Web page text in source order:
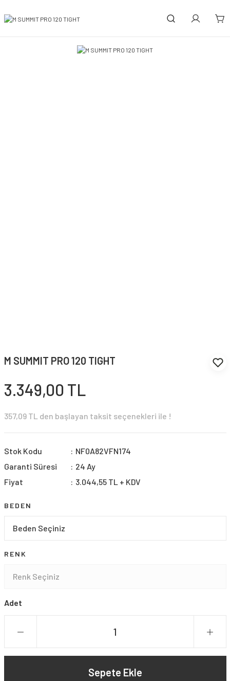
M SUMMIT PRO 120 TIGHT
3.349,00 TL
357,09 TL den başlayan taksit seçenekleri ile !
Stok Kodu
NF0A82VFN174
Garanti Süresi
24 Ay
Fiyat
3.044,55 TL + KDV
BEDEN
RENK
Adet
Sepete Ekle